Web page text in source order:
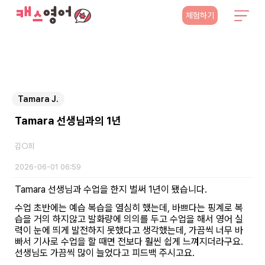
체험하기
Tamara J.
Tamara 선생님과의 1년
김○희
2026-06-01 06:59
Tamara 선생님과 수업을 한지 벌써 1년이 됐습니다.
수업 초반에는 예습 복습을 열심히 했는데, 바쁘다는 핑계로 복
습을 거의 하지않고 발화량에 의의를 두고 수업을 해서 영어 실
력이 눈에 띄게 발전하지 못했다고 생각했는데, 가끔씩 너무 바
빠서 기사로 수업을 할 때면 전보다 훨씬 쉽게 느껴지더라구요.
선생님도 가끔씩 많이 늘었다고 피드백 주시고요.